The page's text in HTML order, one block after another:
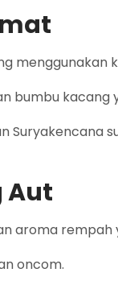
menggunakan
bumbu kacang
Suryakencana
Aut
aroma rempah
oncom.